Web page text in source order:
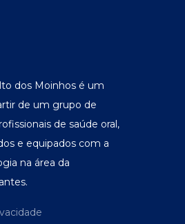
dos Moinhos é um
de um grupo de
de saúde oral,
e equipados com a
na área da